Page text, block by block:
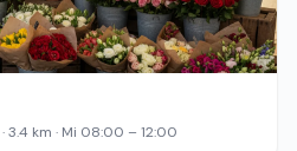
3.4 km · Mi 08:00 – 12:00